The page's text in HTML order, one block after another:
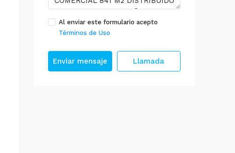
Al enviar este formulario acepto
Términos de Uso
Enviar mensaje Llamada